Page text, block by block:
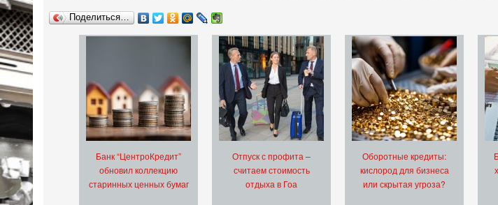
Поделиться…
Банк “ЦентроКредит”
обновил коллекцию
старинных ценных бумаг
Отпуск с профита –
считаем стоимость
отдыха в Гоа
Оборотные кредиты:
кислород для бизнеса
или скрытая угроза?